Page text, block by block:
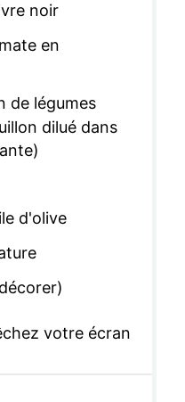
noir
en
de légumes
dilué dans
d'olive
votre écran